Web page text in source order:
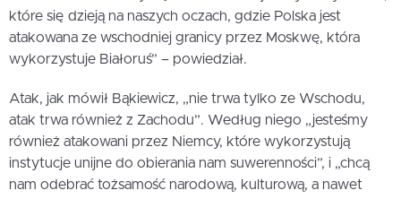
które się dzieją na naszych oczach, gdzie Polska jest
atakowana ze wschodniej granicy przez Moskwę, która
wykorzystuje Białoruś” – powiedział.
Atak, jak mówił Bąkiewicz, „nie trwa tylko ze Wschodu,
atak trwa również z Zachodu”. Według niego „jesteśmy
również atakowani przez Niemcy, które wykorzystują
instytucje unijne do obierania nam suwerenności”, i „chcą
nam odebrać tożsamość narodową, kulturową, a nawet